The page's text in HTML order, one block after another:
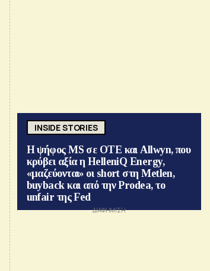
INSIDE STORIES
Η ψήφος MS σε ΟΤΕ και Allwyn, που
κρύβει αξία η HelleniQ Energy,
«μαζεύονται» οι short στη Metlen,
buyback και από την Prodea, το
unfair της Fed